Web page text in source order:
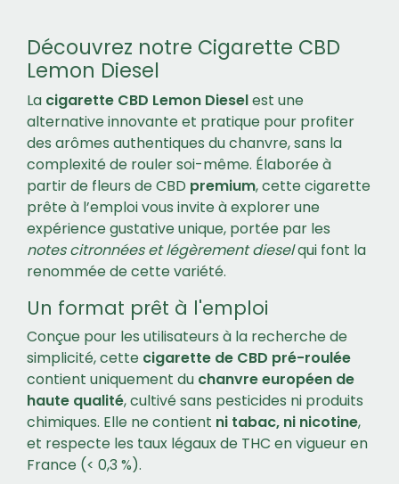
Découvrez notre Cigarette CBD
Lemon Diesel
La cigarette CBD Lemon Dieselest une
alternative innovante et pratique pour profiter
des arômes authentiques du chanvre, sans la
complexité de rouler soi-même. Élaborée à
partir de fleurs de CBD premium, cette cigarette
prête à l’emploi vous invite à explorer une
expérience gustative unique, portée par les
notes citronnées et légèrement dieselqui font la
renommée de cette variété.
Un format prêt à l'emploi
Conçue pour les utilisateurs à la recherche de
simplicité, cette cigarette de CBD pré-roulée
contient uniquement du chanvre européen de
haute qualité, cultivé sans pesticides ni produits
chimiques. Elle ne contient ni tabac, ni nicotine,
et respecte les taux légaux de THC en vigueur en
France (< 0,3 %).